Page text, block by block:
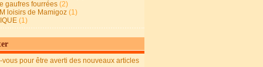
gaufres fourrées (2)
loisirs de Mamigoz (1)
(1)
vous pour être averti des nouveaux articles